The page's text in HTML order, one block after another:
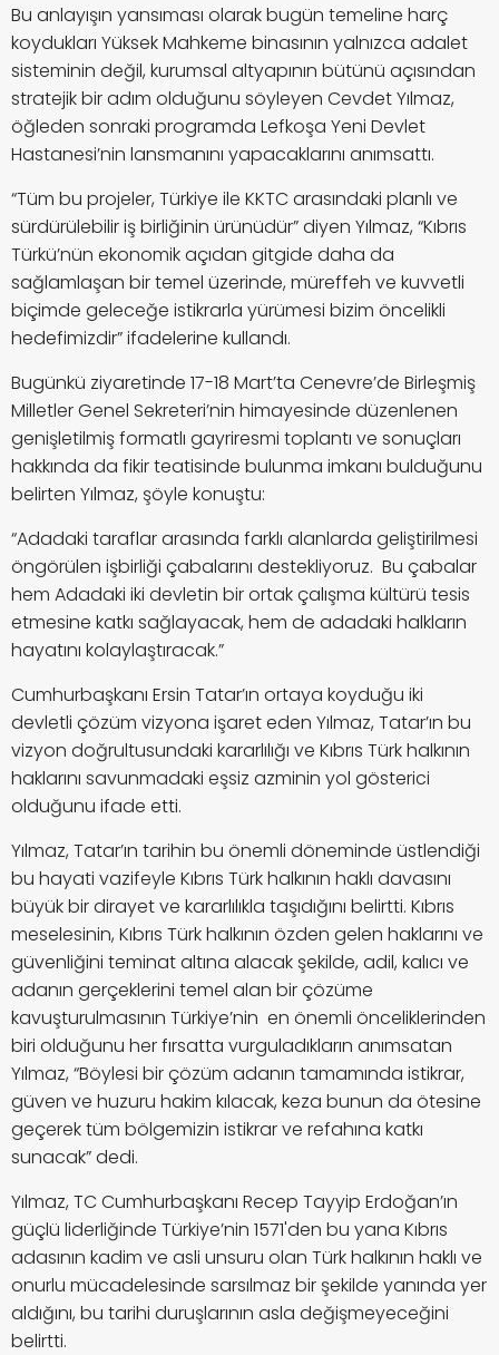
Bu anlayışın yansıması olarak bugün temeline harç
koydukları Yüksek Mahkeme binasının yalnızca adalet
sisteminin değil, kurumsal altyapının bütünü açısından
stratejik bir adım olduğunu söyleyen Cevdet Yılmaz,
öğleden sonraki programda Lefkoşa Yeni Devlet
Hastanesi’nin lansmanını yapacaklarını anımsattı.
“Tüm bu projeler, Türkiye ile KKTC arasındaki planlı ve
sürdürülebilir iş birliğinin ürünüdür” diyen Yılmaz, “Kıbrıs
Türkü’nün ekonomik açıdan gitgide daha da
sağlamlaşan bir temel üzerinde, müreffeh ve kuvvetli
biçimde geleceğe istikrarla yürümesi bizim öncelikli
hedefimizdir” ifadelerine kullandı.
Bugünkü ziyaretinde 17-18 Mart’ta Cenevre’de Birleşmiş
Milletler Genel Sekreteri’nin himayesinde düzenlenen
genişletilmiş formatlı gayriresmi toplantı ve sonuçları
hakkında da fikir teatisinde bulunma imkanı bulduğunu
belirten Yılmaz, şöyle konuştu:
“Adadaki taraflar arasında farklı alanlarda geliştirilmesi
öngörülen işbirliği çabalarını destekliyoruz. Bu çabalar
hem Adadaki iki devletin bir ortak çalışma kültürü tesis
etmesine katkı sağlayacak, hem de adadaki halkların
hayatını kolaylaştıracak.”
Cumhurbaşkanı Ersin Tatar’ın ortaya koyduğu iki
devletli çözüm vizyona işaret eden Yılmaz, Tatar’ın bu
vizyon doğrultusundaki kararlılığı ve Kıbrıs Türk halkının
haklarını savunmadaki eşsiz azminin yol gösterici
olduğunu ifade etti.
Yılmaz, Tatar’ın tarihin bu önemli döneminde üstlendiği
bu hayati vazifeyle Kıbrıs Türk halkının haklı davasını
büyük bir dirayet ve kararlılıkla taşıdığını belirtti. Kıbrıs
meselesinin, Kıbrıs Türk halkının özden gelen haklarını ve
güvenliğini teminat altına alacak şekilde, adil, kalıcı ve
adanın gerçeklerini temel alan bir çözüme
kavuşturulmasının Türkiye’nin en önemli önceliklerinden
biri olduğunu her fırsatta vurguladıkların anımsatan
Yılmaz, “Böylesi bir çözüm adanın tamamında istikrar,
güven ve huzuru hakim kılacak, keza bunun da ötesine
geçerek tüm bölgemizin istikrar ve refahına katkı
sunacak” dedi.
Yılmaz, TC Cumhurbaşkanı Recep Tayyip Erdoğan’ın
güçlü liderliğinde Türkiye’nin 1571'den bu yana Kıbrıs
adasının kadim ve asli unsuru olan Türk halkının haklı ve
onurlu mücadelesinde sarsılmaz bir şekilde yanında yer
aldığını, bu tarihi duruşlarının asla değişmeyeceğini
belirtti.